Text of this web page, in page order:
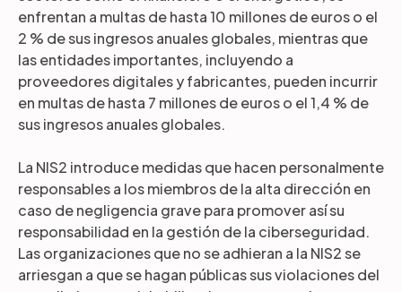
enfrentan a multas de hasta 10 millones de euros o el
2 % de sus ingresos anuales globales, mientras que
las entidades importantes, incluyendo a
proveedores digitales y fabricantes, pueden incurrir
en multas de hasta 7 millones de euros o el 1,4 % de
sus ingresos anuales globales.
La NIS2 introduce medidas que hacen personalmente
responsables a los miembros de la alta dirección en
caso de negligencia grave para promover así su
responsabilidad en la gestión de la ciberseguridad.
Las organizaciones que no se adhieran a la NIS2 se
arriesgan a que se hagan públicas sus violaciones del